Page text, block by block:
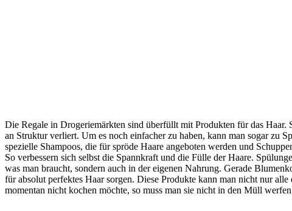
Die Regale in Drogeriemärkten sind überfüllt mit Produkten für das
an Struktur verliert. Um es noch einfacher zu haben, kann man sogar zu
spezielle Shampoos, die für spröde Haare angeboten werden und
So verbessern sich selbst die Spannkraft und die Fülle der Haare.
was man braucht, sondern auch in der eigenen Nahrung. Gerade
für absolut perfektes Haar sorgen. Diese Produkte kann man nicht nur
momentan nicht kochen möchte, so muss man sie nicht in den Müll